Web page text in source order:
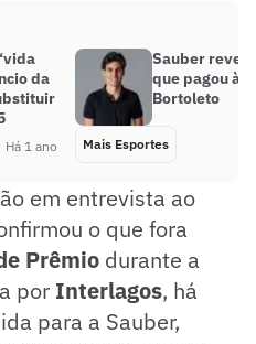
da
Há 1 ano
Sauber
que pagou à
Bortoleto
Mais Esportes
em entrevista ao
o que fora
Prêmio durante a
por Interlagos, há
para a Sauber,